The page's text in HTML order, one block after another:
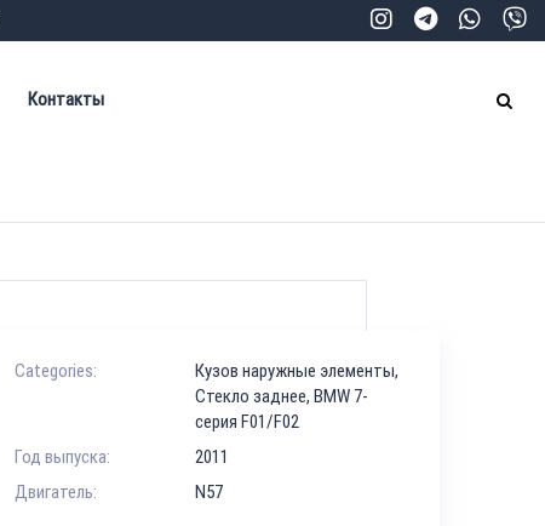
Контакты
Categories: Кузов наружные элементы,
Стекло заднее, BMW 7-
серия F01/F02
Год выпуска:
2011
Двигатель:
N57